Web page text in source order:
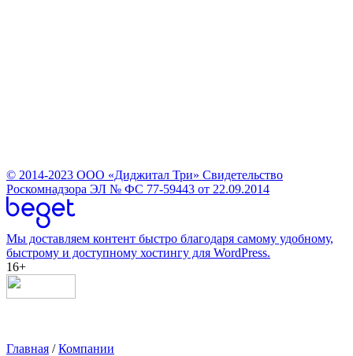
© 2014-2023 ООО «Диджитал Три» Свидетельство
Роскомнадзора ЭЛ № ФС 77-59443 от 22.09.2014
Мы доставляем контент быстро благодаря самому удобному,
быстрому и доступному хостингу для WordPress.
16+
Главная /Компании